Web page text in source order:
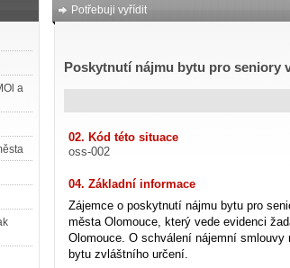
a
Potřebuji vyřídit
Poskytnutí nájmu bytu pro seniory
02. Kód této situace
oss-002
04. Základní informace
Zájemce o poskytnutí nájmu bytu pro
města Olomouce, který vede evidenci
Olomouce. O schválení nájemní smlouvy
bytu zvláštního určení.